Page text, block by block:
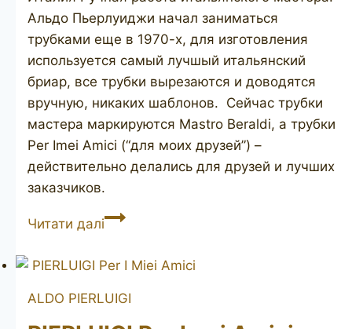
Альдо Пьерлуиджи начал заниматься
трубками еще в 1970-х, для изготовления
используется самый лучшый итальянский
бриар, все трубки вырезаются и доводятся
вручную, никаких шаблонов. Сейчас трубки
мастера маркируются Mastro Beraldi, а трубки
Per Imei Amici (“для моих друзей”) –
действительно делались для друзей и лучших
заказчиков.
Читати даліPIERLUIGI
Imiei
Straight
Grain
ALDO PIERLUIGI